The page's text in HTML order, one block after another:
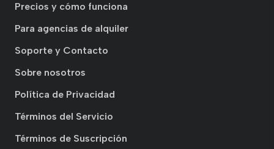
Precios y cómo funciona
Para agencias de alquiler
Soporte y Contacto
Sobre nosotros
Política de Privacidad
Términos del Servicio
Términos de Suscripción